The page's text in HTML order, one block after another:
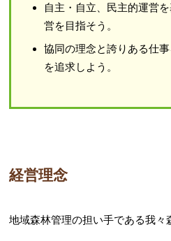
自主・自立、民主的運営
営を目指そう。
協同の理念と誇りある仕
を追求しよう。
経営理念
地域森林管理の担い手である我々